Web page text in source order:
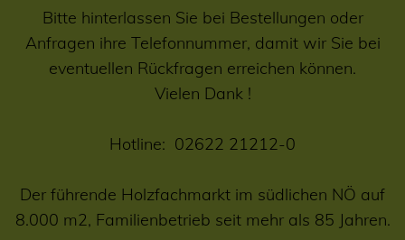
Bitte hinterlassen Sie bei Bestellungen oder
Anfragen ihre Telefonnummer, damit wir Sie bei
eventuellen Rückfragen erreichen können.
Vielen Dank !
Hotline: 02622 21212-0
Der führende Holzfachmarkt im südlichen NÖ auf
8.000 m2, Familienbetrieb seit mehr als 85 Jahren.